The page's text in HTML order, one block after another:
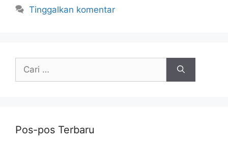
Tinggalkan komentar
untuk:
Pos-pos Terbaru